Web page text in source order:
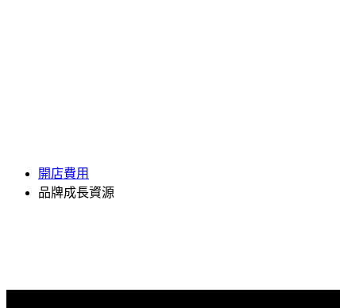
開店費用
品牌成長資源